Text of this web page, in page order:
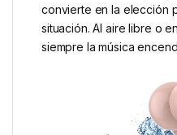
convierte en la elección
situación. Al aire libre o
siempre la música